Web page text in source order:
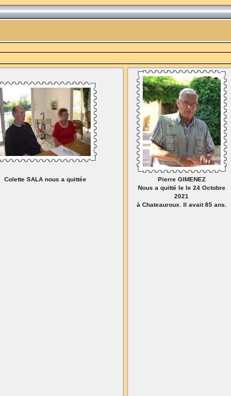
Colette SALA nous a quittée
Pierre GIMENEZ
Nous a quitté le le 24 Octobre
2021
à Chateauroux. Il avait 85 ans.